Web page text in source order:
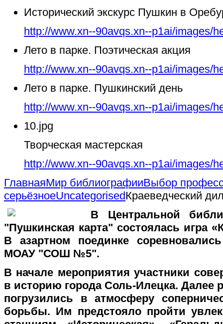
Исторический экскурс Пушкин в
http://www.xn--90avqs.xn--p1ai/images/
Лето в парке. Поэтическая акция
http://www.xn--90avqs.xn--p1ai/images/
Лето в парке. Пушкинский день
http://www.xn--90avqs.xn--p1ai/images/
10.jpg
Творческая мастерская
http://www.xn--90avqs.xn--p1ai/images/
ГлавнаяМир библиографииВыбор
серьёзноеUncategorisedКраеведческий
В Центральной
"Пушкинская карта" состоялась игра
В азартном поединке
МОАУ "СОШ №5".
В начале мероприятия участники
в историю города Соль-Илецка. Далее
погрузились в атмосферу
борьбы. Им предстояло пройти